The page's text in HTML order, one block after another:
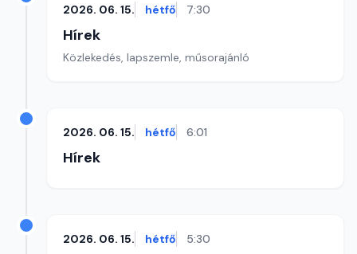
2026. 06. 15. hétfő 7:30
Hírek
Közlekedés, lapszemle, műsorajánló
2026. 06. 15. hétfő 6:01
Hírek
2026. 06. 15. hétfő 5:30